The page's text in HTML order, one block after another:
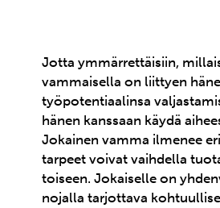
Jotta ymmärrettäisiin,
vammaisella on liittyen
työpotentiaalinsa
hänen kanssaan käydä
Jokainen vamma ilmenee
tarpeet voivat vaihdella
toiseen. Jokaiselle on
nojalla tarjottava